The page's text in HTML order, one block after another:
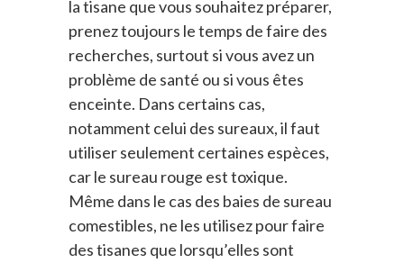
la tisane que vous souhaitez préparer,
prenez toujours le temps de faire des
recherches, surtout si vous avez un
problème de santé ou si vous êtes
enceinte. Dans certains cas,
notamment celui des sureaux, il faut
utiliser seulement certaines espèces,
car le sureau rouge est toxique.
Même dans le cas des baies de sureau
comestibles, ne les utilisez pour faire
des tisanes que lorsqu’elles sont